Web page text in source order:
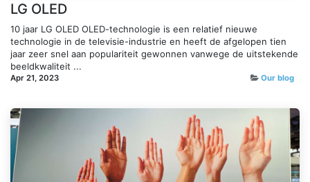
LG OLED
10 jaar LG OLED OLED-technologie is een relatief nieuwe
technologie in de televisie-industrie en heeft de afgelopen tien
jaar zeer snel aan populariteit gewonnen vanwege de uitstekende
beeldkwaliteit ...
Apr 21, 2023 Our blog